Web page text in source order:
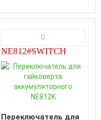
NE812#SWITCH
Переключатель для